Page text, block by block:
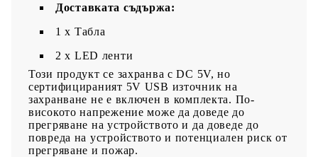
Доставката съдържа:
1 x Табла
2 x LED ленти
Този продукт се захранва с DC 5V, но
сертифицираният 5V USB източник на
захранване не е включен в комплекта. По-
високото напрежение може да доведе до
прегряване на устройството и да доведе до
повреда на устройството и потенциален риск от
прегряване и пожар.